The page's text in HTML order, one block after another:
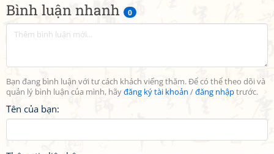
Bình luận nhanh 0
Bạn đang bình luận với tư cách khách viếng thăm. Để có thể theo dõi và
quản lý bình luận của mình, hãyđăng ký tài khoản /đăng nhậptrước.
Tên của bạn: